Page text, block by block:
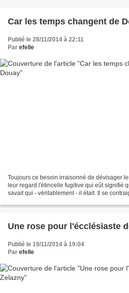
Car les temps changent de
Publié le 28/11/2014 à 22:11
Par efelle
Toujours ce besoin irraisonné de dévisager
leur regard l'étincelle fugitive qui eût signifié
savait qui - véritablement - il était. Il se
Une rose pour l'écclésiaste
Publié le 19/11/2014 à 19:04
Par efelle